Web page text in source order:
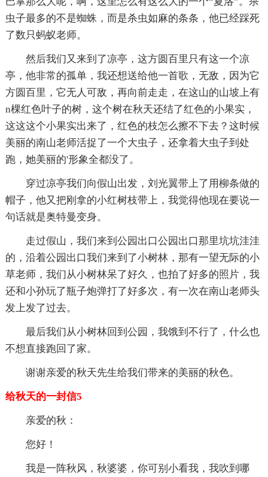
虫子最多的不是蜘蛛，而是杀虫如麻的条条，他已经踩死
了数只蚂蚁老师。
然后我们又来到了凉亭，这方圆百里只有这一个凉
亭，他非常的孤单，我还想送给他一首歌，无敌，因为它
方圆百里，它无人可敌，再向前走走，在这山的山坡上有
n棵红色叶子的树，这个树在秋天还结了红色的小果实，
这这这个小果实出来了，红色的枝怎么擦不下去？这时候
美丽的南山老师活捉了一个大虫子，还拿着大虫子到处
跑，她美丽的'形象全都没了。
穿过凉亭我们向假山出发，刘光翼带上了用柳条做的
帽子，他又把刚拿的小红树枝带上，我觉得他现在要说一
句话就是奥特曼变身。
走过假山，我们来到公园出口公园出口那里坑坑洼洼
的，沿着公园出口我们来到了小树林，那有一望无际的小
草老师，我们从小树林呆了好久，也拍了好多的照片，我
还和小孙玩了瓶子炮弹打了好多次，有一次在南山老师头
发上发了过去。
最后我们从小树林回到公园，我饿到不行了，什么也
不想直接跑回了家。
谢谢亲爱的秋天先生给我们带来的美丽的秋色。
给秋天的一封信5
亲爱的秋：
您好！
我是一阵秋风，秋婆婆，你可别小看我，我吹到哪